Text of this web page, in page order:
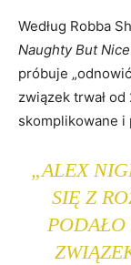
Według Robba
Naughty But Nice
próbuje
związek trwał od
skomplikowane i
„ALEX
SIĘ Z
PODAŁO